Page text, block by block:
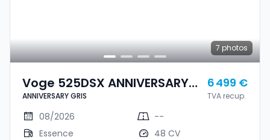
7 photos
Voge 525DSX ANNIVERSARY
GRIS
ANNIVERSARY GRIS
6 499 €
TVA recup.
08/2026
--
Essence
48 CV